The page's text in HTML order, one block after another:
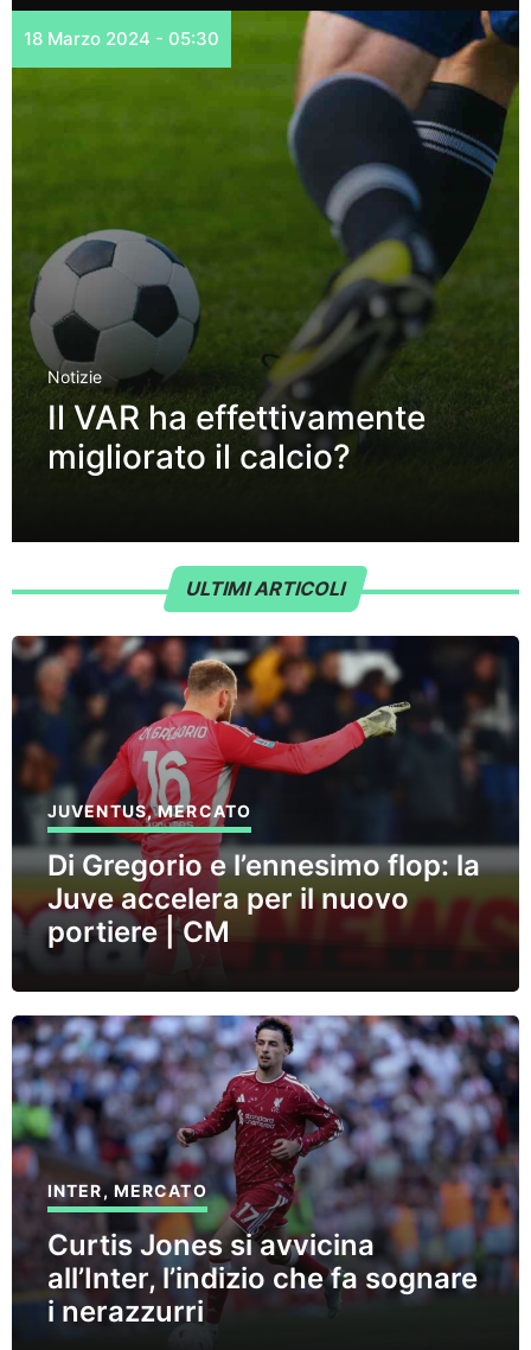
18 Marzo 2024 - 05:30
Notizie
Il VAR ha effettivamente
migliorato il calcio?
ULTIMI ARTICOLI
JUVENTUS,MERCATO
Di Gregorio e l’ennesimo flop: la
Juve accelera per il nuovo
portiere | CM
INTER, MERCATO
Curtis Jones si avvicina
all’Inter, l’indizio che fa sognare
i nerazzurri